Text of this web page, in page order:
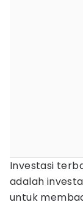
Investasi
adalah
untuk